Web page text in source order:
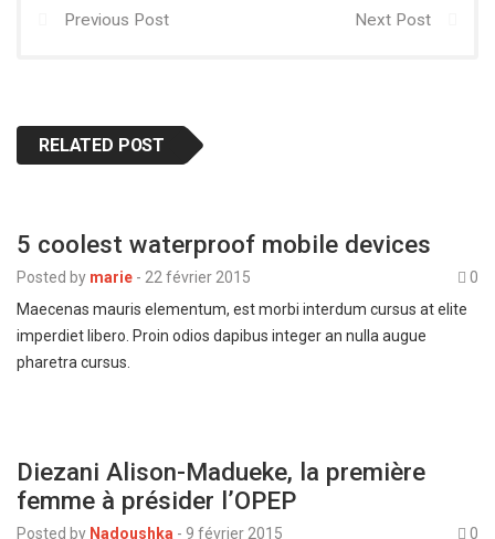
Previous Post Next Post
RELATED POST
5 coolest waterproof mobile devices
Posted by marie - 22 février 2015
0
Maecenas mauris elementum, est morbi interdum cursus at elite
imperdiet libero. Proin odios dapibus integer an nulla augue
pharetra cursus.
Diezani Alison-Madueke, la première
femme à présider l’OPEP
Posted by Nadoushka - 9 février 2015 0